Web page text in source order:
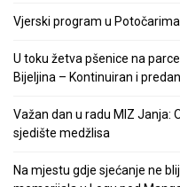
Vjerski program u
U toku žetva pšenice na
Bijeljina – Kontinuiran i
Važan dan u radu MIZ Janja:
sjedište medžlisa
Na mjestu gdje sjećanje ne